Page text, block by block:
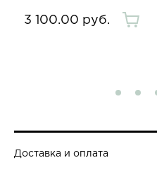
3 100.00 руб.
Доставка и оплата